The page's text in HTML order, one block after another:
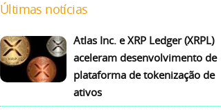
Últimas notícias
Atlas Inc. e XRP Ledger (XRPL)
aceleram desenvolvimento de
plataforma de tokenização de
ativos